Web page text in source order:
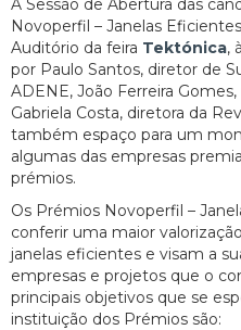
A Sessão de Abertura das
Novoperfil – Janelas
Auditório da feira Tektónica,
por Paulo Santos, diretor de
ADENE, João Ferreira
Gabriela Costa, diretora da
também espaço para um
algumas das empresas
prémios.
Os Prémios Novoperfil –
conferir uma maior
janelas eficientes e visam a
empresas e projetos que o
principais objetivos que se
instituição dos Prémios são: